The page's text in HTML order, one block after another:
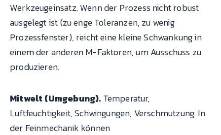
Werkzeugeinsatz. Wenn der Prozess nicht robust
ausgelegt ist (zu enge Toleranzen, zu wenig
Prozessfenster), reicht eine kleine Schwankung in
einem der anderen M-Faktoren, um Ausschuss zu
produzieren.
Mitwelt (Umgebung). Temperatur,
Luftfeuchtigkeit, Schwingungen, Verschmutzung. In
der Feinmechanik können